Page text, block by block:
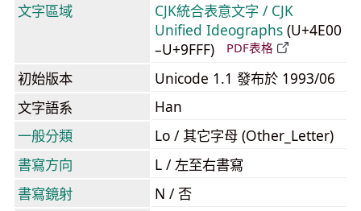
文字區域
CJK統合表意文字 / CJK
Unified Ideographs (U+4E00
–U+9FFF)
PDF表格
初始版本
Unicode 1.1 發布於 1993/06
文字語系
Han
一般分類
Lo / 其它字母 (Other_Letter)
書寫方向
L / 左至右書寫
書寫鏡射
N / 否